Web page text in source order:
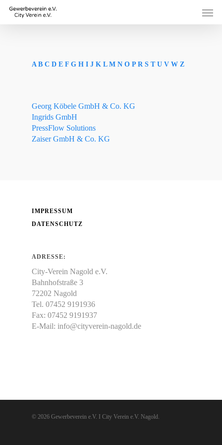
Skip
main
A B C D E F G H I J K L M N O P R S T U V W Z
Georg Köbele GmbH & Co. KG
Ingrids GmbH
PressFlow Solutions
Zaiser GmbH & Co. KG
IMPRESSUM
DATENSCHUTZ
ADRESSE:
City-Verein Nagold e.V.
Bahnhofstraße 3
72202 Nagold
Tel. 07452 9191936
Fax: 07452 9191937
E-Mail: info@cityverein-nagold.de
© 2026 Gewerbeverein e.V. I City Verein e.V. Nagold.